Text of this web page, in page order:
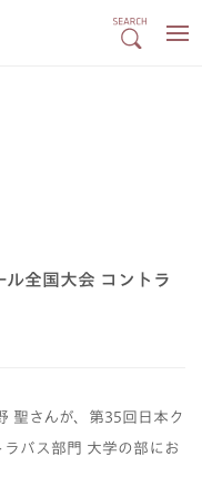
全国大会 コントラ
聖さんが、第35回日本ク
バス部門 大学の部にお